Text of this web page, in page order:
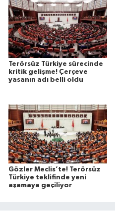
Terörsüz Türkiye sürecinde
kritik gelişme! Çerçeve
yasanın adı belli oldu
Gözler Meclis’te! Terörsüz
Türkiye teklifinde yeni
aşamaya geçiliyor